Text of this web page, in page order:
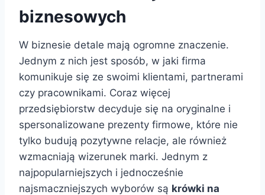
biznesowych
W biznesie detale mają ogromne znaczenie.
Jednym z nich jest sposób, w jaki firma
komunikuje się ze swoimi klientami, partnerami
czy pracownikami. Coraz więcej
przedsiębiorstw decyduje się na oryginalne i
spersonalizowane prezenty firmowe, które nie
tylko budują pozytywne relacje, ale również
wzmacniają wizerunek marki. Jednym z
najpopularniejszych i jednocześnie
najsmaczniejszych wyborów są krówki na